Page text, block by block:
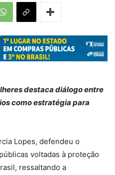
destaca diálogo entre
como estratégia para
Lopes, defendeu o
voltadas à proteção
ressaltando a